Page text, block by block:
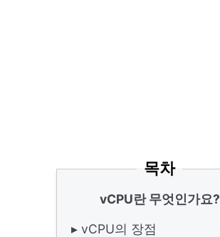
목차
vCPU란 무엇인가요?
▸ vCPU의 장점